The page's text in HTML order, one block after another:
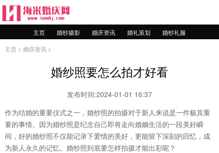
主页 婚纱摄影 婚庆资讯 婚礼策划
婚纱礼服
主页 > 婚庆资讯 >
婚纱照要怎么拍才好看
发布时间:2024-01-01 16:37
作为结婚的重要仪式之一，婚纱照的拍摄对于新人来说是一件极其重
要的事情。因为婚纱照是纪念自己即将走向婚姻生活的一段美好瞬
间，好的婚纱照不仅能记录下爱情的美好，更能留下深刻的回忆，成
为新人永久的记忆。婚纱照到底要怎样拍摄才能出彩呢？